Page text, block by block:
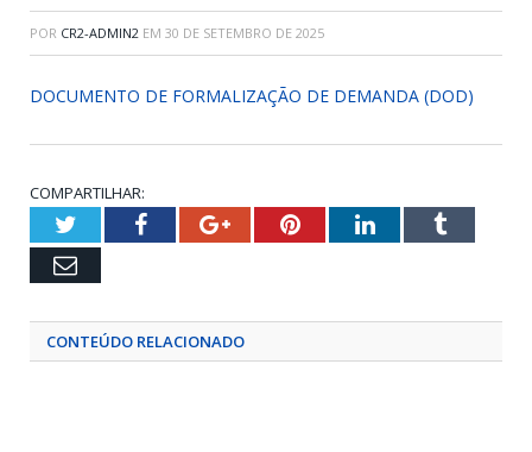
POR CR2-ADMIN2 EM 30 DE SETEMBRO DE 2025
DOCUMENTO DE FORMALIZAÇÃO DE DEMANDA (DOD)
COMPARTILHAR:
TwitterFacebookGoogle+PinterestLinkedInTumblr
Email
CONTEÚDO RELACIONADO